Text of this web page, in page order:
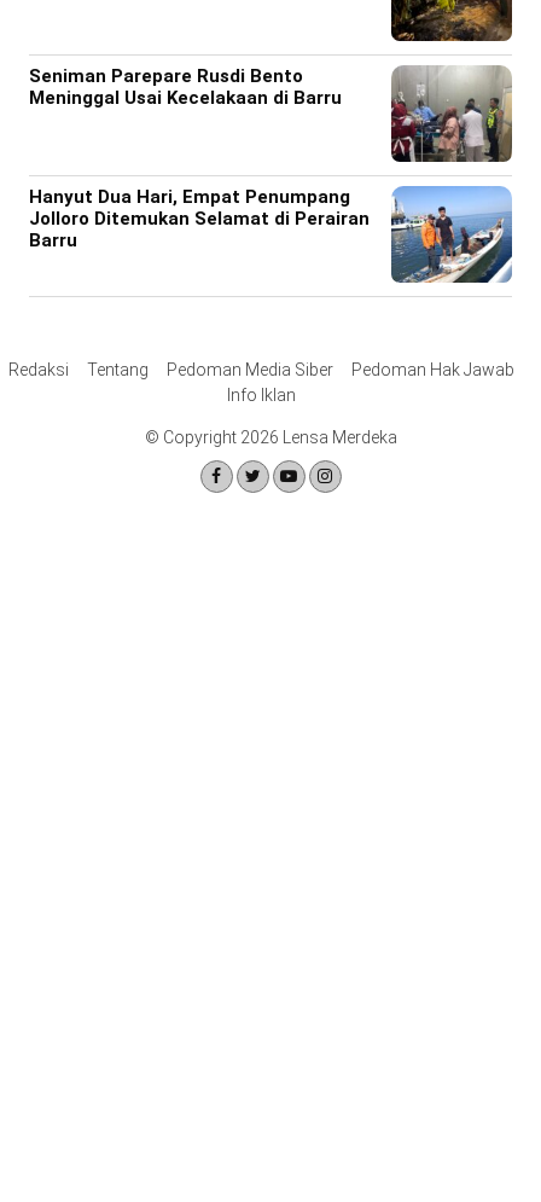
Seniman Parepare Rusdi Bento
Meninggal Usai Kecelakaan di Barru
Hanyut Dua Hari, Empat Penumpang
Jolloro Ditemukan Selamat di Perairan
Barru
Redaksi Tentang Pedoman Media Siber
Pedoman Hak Jawab
Info Iklan
© Copyright 2026 Lensa Merdeka